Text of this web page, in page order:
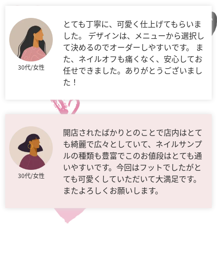
30代/女性
とても丁寧に、可愛く仕上げてもらいま
した。 デザインは、メニューから選択し
て決めるのでオーダーしやすいです。 ま
た、ネイルオフも痛くなく、安心してお
任せできました。ありがとうございまし
た！
30代/女性
開店されたばかりとのことで店内はとて
も綺麗で広々としていて、ネイルサンプ
ルの種類も豊富でこのお値段はとても通
いやすいです。今回はフットでしたがと
ても可愛くしていただいて大満足です。
またよろしくお願いします。